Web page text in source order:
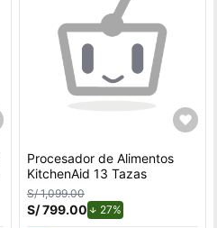
Procesador de Alimentos
KitchenAid 13 Tazas
S/ 1,099.00
S/ 799.00 27%de descuento.